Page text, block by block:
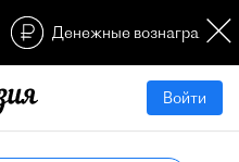
Денежные
Войти